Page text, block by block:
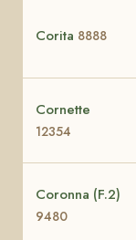
Corita 8888
Cornette
12354
Coronna (F.2)
9480